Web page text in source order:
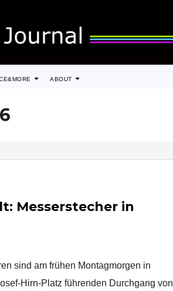
ABOUT
Messerstecher in
sind am frühen Montagmorgen in
Hirn-Platz führenden Durchgang von